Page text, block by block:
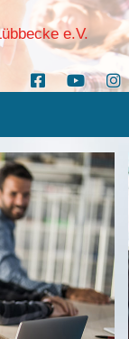
e.V.